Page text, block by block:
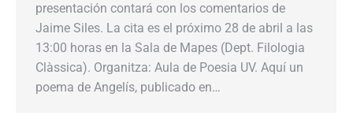
presentación contará con los comentarios de
Jaime Siles. La cita es el próximo 28 de abril a las
13:00 horas en la Sala de Mapes (Dept. Filologia
Clàssica). Organitza: Aula de Poesia UV. Aquí un
poema de Angelís, publicado en…